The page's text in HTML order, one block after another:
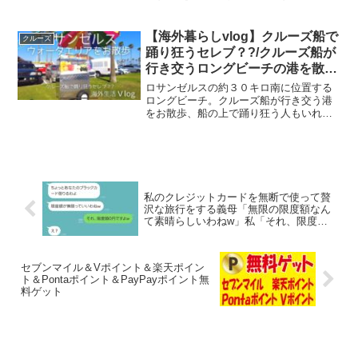
クルーズ
【海外暮らしvlog】クルーズ船で
踊り狂うセレブ？?/クルーズ船が
行き交うロングビーチの港を散
歩/海外移住夫婦の日常生活/ロサ
ンゼルス
ロサンゼルスの約３０キロ南に位置する
ロングビーチ。クルーズ船が行き交う港
をお散歩、船の上で踊り狂う人もいれば
私のクレジットカードを無断で使って贅
沢な旅行をする義母「無限の限度額なん
て素晴らしいわねw」私「それ、限度額0
セブンマイル＆Vポイント＆楽天ポイン
ト＆Pontaポイント＆PayPayポイント無
料ゲット